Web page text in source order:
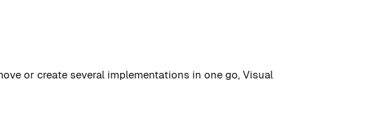
or create several implementations in one go, Visual